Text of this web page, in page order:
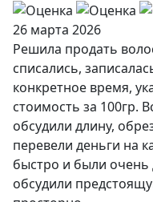
26 марта 2026
Решила продать
списались,
конкретное время,
стоимость за 100гр.
обсудили длину,
перевели деньги на
быстро и были
обсудили